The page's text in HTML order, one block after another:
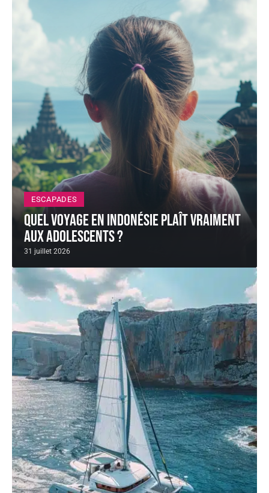
ESCAPADES
Quel voyage en Indonésie plaît vraiment
aux adolescents ?
31 juillet 2026